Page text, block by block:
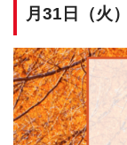
月31日（火